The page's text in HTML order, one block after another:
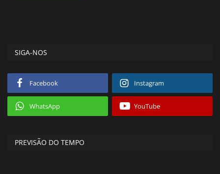
SIGA-NOS
Facebook Instagram
WhatsApp YouTube
PREVISÃO DO TEMPO